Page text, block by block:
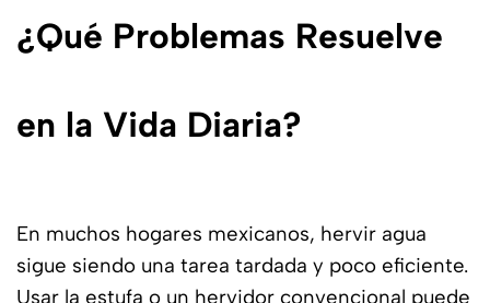
¿Qué Problemas Resuelve
en la Vida Diaria?
En muchos hogares mexicanos, hervir agua
sigue siendo una tarea tardada y poco eficiente.
Usar la estufa o un hervidor convencional puede